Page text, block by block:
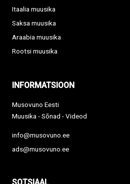
Itaalia muusika
Saksa muusika
Araabia muusika
Rootsi muusika
INFORMATSIOON
Musovuno Eesti
Muusika - Sõnad - Videod
info@musovuno.ee
ads@musovuno.ee